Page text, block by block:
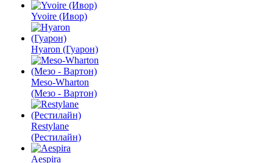
Yvoire (Ивор)
Hyaron (Гуарон)
Meso-Wharton
(Мезо - Вартон)
Restylane
(Рестилайн)
Aespira